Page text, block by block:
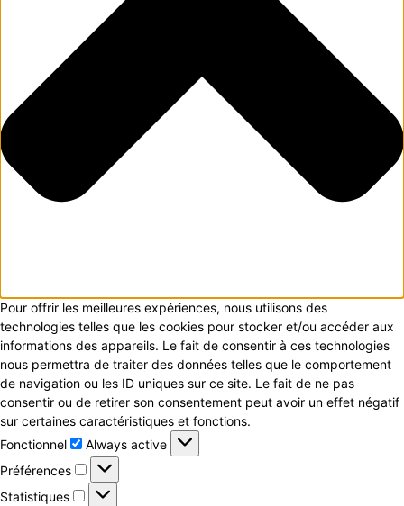
Pour offrir les meilleures expériences, nous utilisons des
technologies telles que les cookies pour stocker et/ou accéder aux
informations des appareils. Le fait de consentir à ces technologies
nous permettra de traiter des données telles que le comportement
de navigation ou les ID uniques sur ce site. Le fait de ne pas
consentir ou de retirer son consentement peut avoir un effet négatif
sur certaines caractéristiques et fonctions.
Fonctionnel
Fonctionnel
Always active
Préférences
Préférences
Statistiques Statistiques